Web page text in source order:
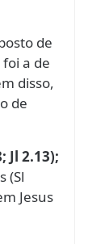
de
a de
disso,
de
Jl 2.13);
(Sl
Jesus